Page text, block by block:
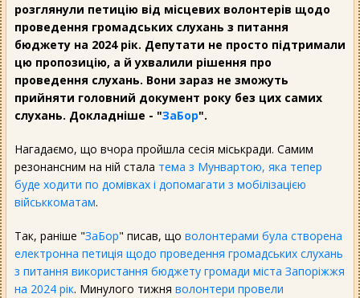
розглянули петицію від місцевих волонтерів щодо
проведення громадських слухань з питання
бюджету на 2024 рік. Депутати не просто підтримали
цю пропозицію, а й ухвалили рішення про
проведення слухань. Вони зараз не зможуть
прийняти головний документ року без цих самих
слухань. Докладніше - "ЗаБор".
Нагадаємо, що вчора пройшла сесія міськради. Самим
резонансним на ній стала тема з Мунвартою, яка тепер
буде ходити по домівках і допомагати з мобілізацією
військкоматам.
Так, раніше "ЗаБор" писав, що волонтерами була створена
електронна петиція щодо проведення громадських слухань
з питання використання бюджету громади міста Запоріжжя
на 2024 рік. Минулого тижня волонтери провели